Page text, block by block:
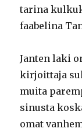
tarina
faabelina
Janten laki
kirjoittaja
muita
sinusta
omat